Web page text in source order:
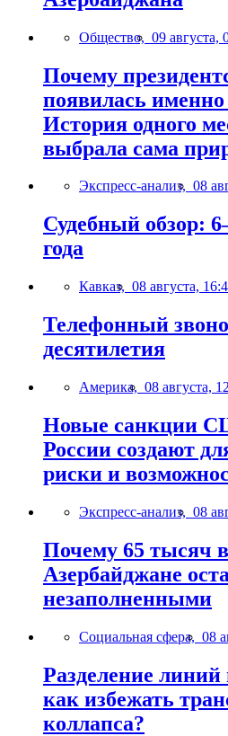
Общество, 09 августа,
Почему
появилась именно
История одного
выбрала сама
Экспресс-анализ, 08
Судебный обзор:
года
Кавказ, 08 августа,
Телефонный
десятилетия
Америка, 08 августа,
Новые санкции
России создают
риски и
Экспресс-анализ, 08
Почему 65 тысяч
Азербайджане
незаполненными
Социальная сфера, 08
Разделение
как избежать
коллапса?